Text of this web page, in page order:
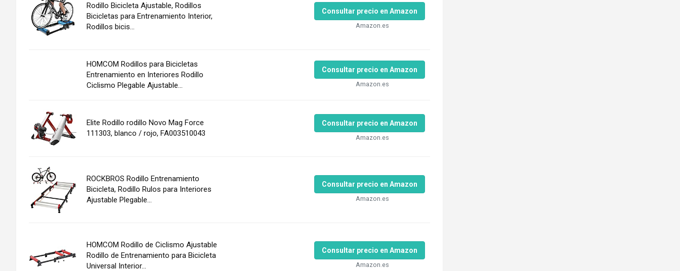
Rodillo Bicicleta Ajustable, Rodillos
Bicicletas para Entrenamiento Interior,
Rodillos bicis...
Consultar precio en Amazon
Amazon.es
HOMCOM Rodillos para Bicicletas
Entrenamiento en Interiores Rodillo
Ciclismo Plegable Ajustable...
Consultar precio en Amazon
Amazon.es
Elite Rodillo rodillo Novo Mag Force
111303, blanco / rojo, FA003510043
Consultar precio en Amazon
Amazon.es
ROCKBROS Rodillo Entrenamiento
Bicicleta, Rodillo Rulos para Interiores
Ajustable Plegable...
Consultar precio en Amazon
Amazon.es
HOMCOM Rodillo de Ciclismo Ajustable
Rodillo de Entrenamiento para Bicicleta
Universal Interior...
Consultar precio en Amazon
Amazon.es